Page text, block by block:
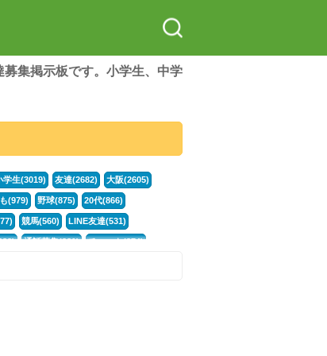
集掲示板です。小学生、中学
学生(3019) 友達(2682) 大阪(2605)
(979) 野球(875) 20代(866)
競馬(560) LINE友達(531)
通話募集(381) チャット(374)